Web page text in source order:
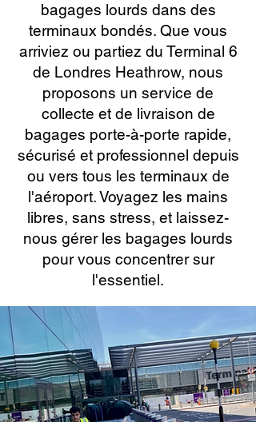
bagages lourds dans des
terminaux bondés. Que vous
arriviez ou partiez du Terminal 6
de Londres Heathrow, nous
proposons un service de
collecte et de livraison de
bagages porte-à-porte rapide,
sécurisé et professionnel depuis
ou vers tous les terminaux de
l'aéroport. Voyagez les mains
libres, sans stress, et laissez-
nous gérer les bagages lourds
pour vous concentrer sur
l'essentiel.